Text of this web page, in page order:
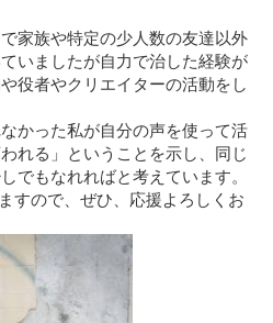
家族や特定の少人数の友達以外
いましたが自力で治した経験が
役者やクリエイターの活動をし
かった私が自分の声を使って活
れる」ということを示し、同じ
でもなれればと考えています。
すので、ぜひ、応援よろしくお